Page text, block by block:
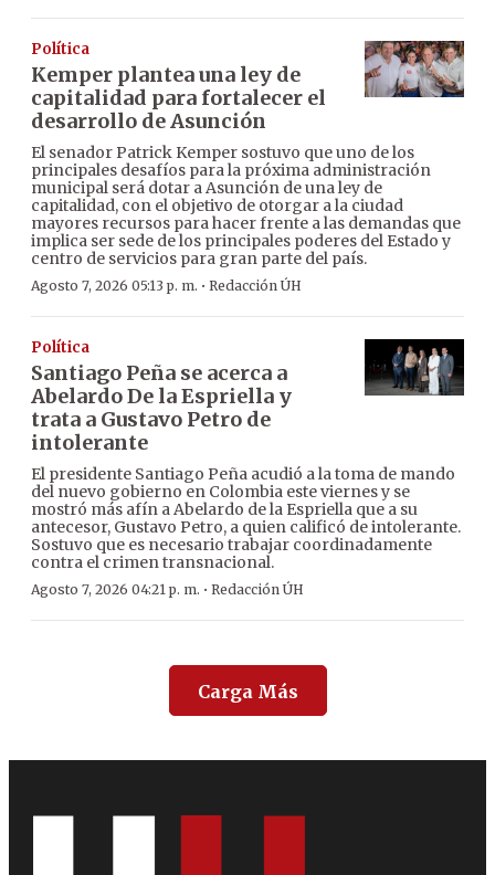
Política
Kemper plantea una ley de
capitalidad para fortalecer el
desarrollo de Asunción
El senador Patrick Kemper sostuvo que uno de los
principales desafíos para la próxima administración
municipal será dotar a Asunción de una ley de
capitalidad, con el objetivo de otorgar a la ciudad
mayores recursos para hacer frente a las demandas que
implica ser sede de los principales poderes del Estado y
centro de servicios para gran parte del país.
Agosto 7, 2026 05:13 p. m. · Redacción ÚH
Política
Santiago Peña se acerca a
Abelardo De la Espriella y
trata a Gustavo Petro de
intolerante
El presidente Santiago Peña acudió a la toma de mando
del nuevo gobierno en Colombia este viernes y se
mostró más afín a Abelardo de la Espriella que a su
antecesor, Gustavo Petro, a quien calificó de intolerante.
Sostuvo que es necesario trabajar coordinadamente
contra el crimen transnacional.
Agosto 7, 2026 04:21 p. m. · Redacción ÚH
Carga Más